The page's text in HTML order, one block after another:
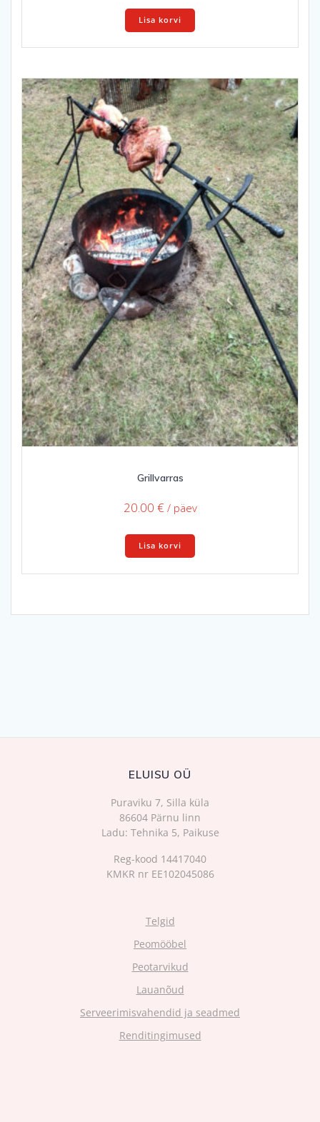
Lisa korvi
Grillvarras
20.00 € / päev
Lisa korvi
ELUISU OÜ
Puraviku 7, Silla küla
86604 Pärnu linn
Ladu: Tehnika 5, Paikuse
Reg-kood 14417040
KMKR nr EE102045086
Telgid
Peomööbel
Peotarvikud
Lauanõud
Serveerimisvahendid ja seadmed
Renditingimused